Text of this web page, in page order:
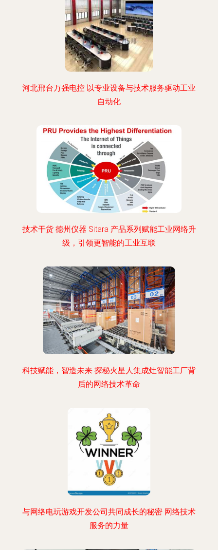
河北邢台万强电控 以专业设备与技术服务驱动工业
自动化
技术干货 德州仪器 Sitara 产品系列赋能工业网络升
级，引领更智能的工业互联
科技赋能，智造未来 探秘火星人集成灶智能工厂背
后的网络技术革命
与网络电玩游戏开发公司共同成长的秘密 网络技术
服务的力量